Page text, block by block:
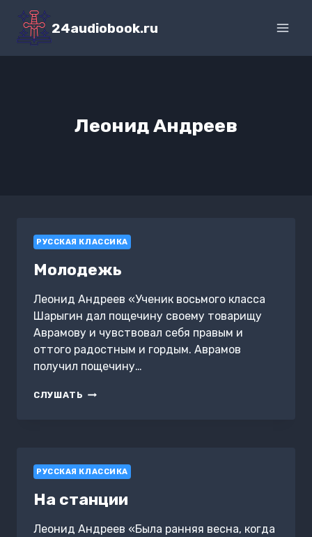
Перейти
содержимому
24audiobook.ru
Леонид Андреев
РУССКАЯ КЛАССИКА
Молодежь
Леонид Андреев «Ученик восьмого класса
Шарыгин дал пощечину своему товарищу
Аврамову и чувствовал себя правым и
оттого радостным и гордым. Аврамов
получил пощечину…
СЛУШАТЬ МОЛОДЕЖЬ
РУССКАЯ КЛАССИКА
На станции
Леонид Андреев «Была ранняя весна, когда